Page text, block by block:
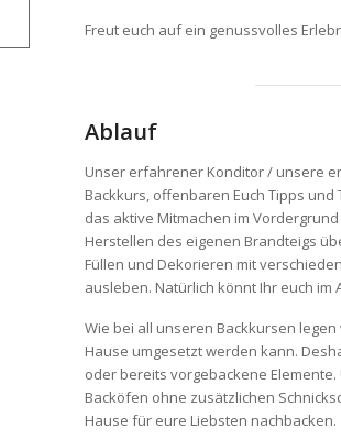
Freut euch auf ein genussvolles
Ablauf
Unser erfahrener Konditor / unsere
Backkurs, offenbaren Euch Tipps und
das aktive Mitmachen im
Herstellen des eigenen Brandteigs
Füllen und Dekorieren mit
ausleben. Natürlich könnt Ihr euch
Wie bei all unseren Backkursen
Hause umgesetzt werden kann.
oder bereits vorgebackene
Backöfen ohne zusätzlichen
Hause für eure Liebsten nachbacken.